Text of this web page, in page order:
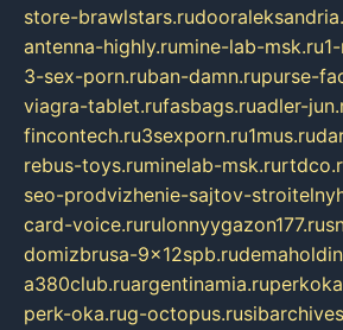
store-brawlstars.ru
antenna-highly.rumine-lab-msk.ru
3-sex-porn.ruban-damn.rupurse-
viagra-tablet.rufasbags.ruadler-
fincontech.ru3sexporn.ru1mus.ru
rebus-toys.ruminelab-msk.ru
seo-prodvizhenie-sajtov-
card-voice.rurulonnyygazon177.ru
domizbrusa-9x12spb.ru
a380club.ruargentinamia.ru
perk-oka.rug-octopus.ru